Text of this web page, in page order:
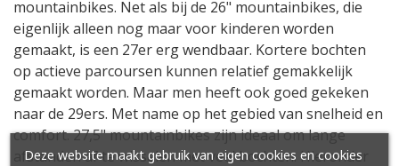
mountainbikes. Net als bij de 26" mountainbikes, die
eigenlijk alleen nog maar voor kinderen worden
gemaakt, is een 27er erg wendbaar. Kortere bochten
op actieve parcoursen kunnen relatief gemakkelijk
gemaakt worden. Maar men heeft ook goed gekeken
naar de 29ers. Met name op het gebied van snelheid en
comfort. 27,5" mountainbikes zijn ideaal om lange
afstanden af te wisselen met veel bochten. Hieronder
Deze website maakt gebruik van eigen cookies en cookies